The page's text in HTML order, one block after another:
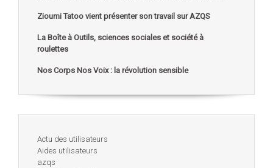
Zioumi Tatoo vient présenter son travail sur AZQS
La Boîte à Outils, sciences sociales et société à
roulettes
Nos Corps Nos Voix : la révolution sensible
Actu des utilisateurs
Aides utilisateurs
azqs